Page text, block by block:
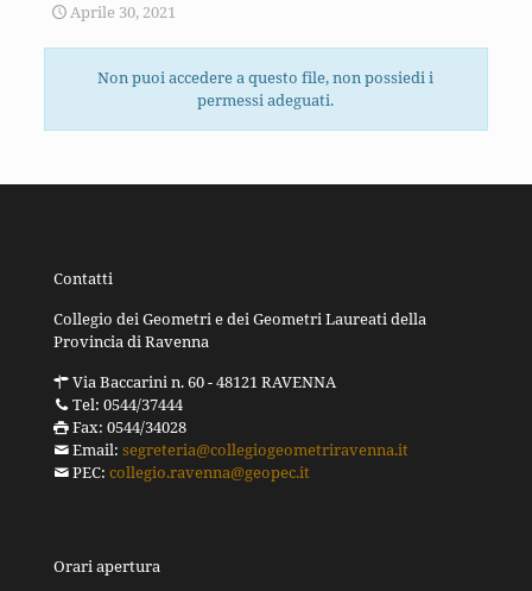
Aprile 30, 2021
Non puoi accedere a questo file, non possiedi i
permessi adeguati.
Contatti
Collegio dei Geometri e dei Geometri Laureati della
Provincia di Ravenna
Via Baccarini n. 60 - 48121 RAVENNA
Tel: 0544/37444
Fax: 0544/34028
Email: segreteria@collegiogeometriravenna.it
PEC: collegio.ravenna@geopec.it
Orari apertura